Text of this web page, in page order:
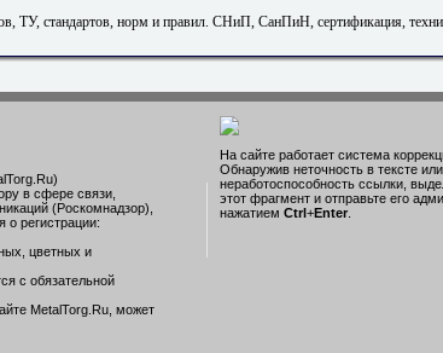
ТУ, стандартов, норм и правил. СНиП, СанПиН, сертификация,
в сфере связи,
(Роскомнадзор),
о регистрации:
цветных и
с обязательной
MetalTorg.Ru, может
На сайте работает система
Обнаружив неточность в тексте или
неработоспособность ссылки,
этот фрагмент и отправьте его
нажатием Ctrl+Enter